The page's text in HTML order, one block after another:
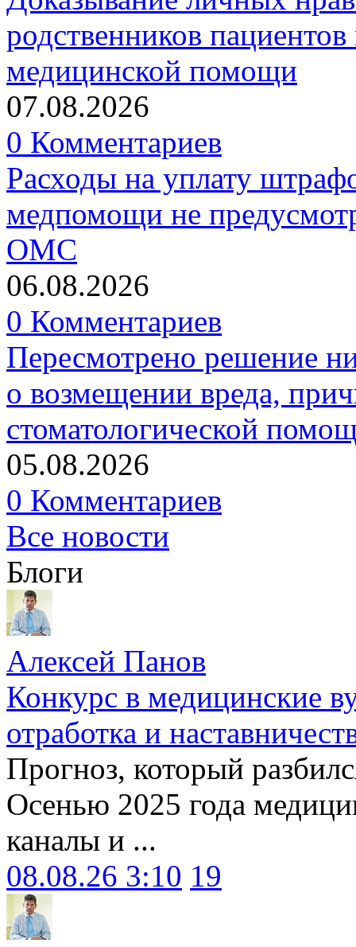
родственников
медицинской помощи
07.08.2026
0 Комментариев
Расходы на уплату
медпомощи не
ОМС
06.08.2026
0 Комментариев
Пересмотрено решение
о возмещении вреда,
стоматологической
05.08.2026
0 Комментариев
Все новости
Блоги
Алексей Панов
Конкурс в медицинские
отработка и
Прогноз, который
Осенью 2025 года
каналы и ...
08.08.26 3:10 19